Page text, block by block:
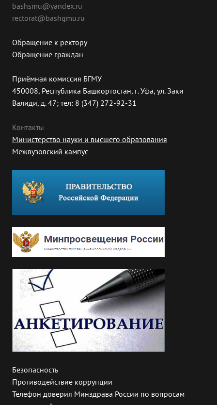
bashsmu@yandex.ru
rectorat@bashgmu.ru
Обращение к ректору
Обращение граждан
Приёмная комиссия БГМУ
450008, Республика Башкортостан, г. Уфа, ул. Заки
Валиди, д. 47; тел: 8 (347) 272-92-31
Контакты
Министерство науки и высшего образования
Межвузовский кампус
Безопасность
Противодействие коррупции
Телефон доверия Минздрава России по вопросам